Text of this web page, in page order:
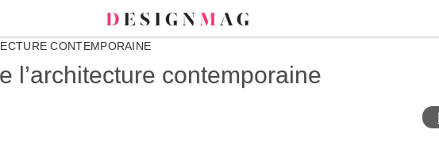
CONTEMPORAINE
l’architecture contemporaine